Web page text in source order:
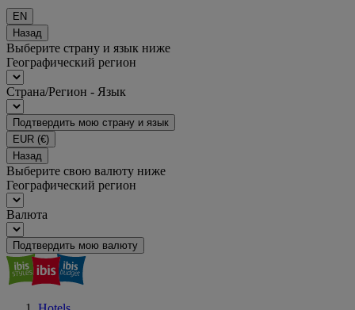
EN
Назад
Выберите страну и язык ниже
Географический регион
Страна/Регион - Язык
Подтвердить мою страну и язык
EUR (€)
Назад
Выберите свою валюту ниже
Географический регион
Валюта
Подтвердить мою валюту